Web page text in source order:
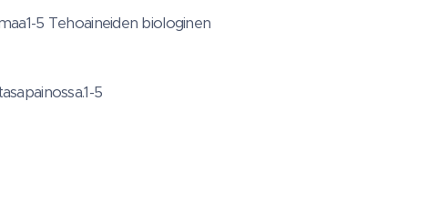
5 Tehoaineiden biologinen
5